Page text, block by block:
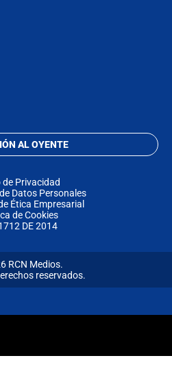
AL OYENTE
de Privacidad
Datos Personales
Ética Empresarial
de Cookies
DE 2014
RCN Medios.
reservados.